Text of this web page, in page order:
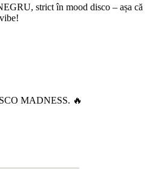
strict în mood disco – așa că
MADNESS. 🔥